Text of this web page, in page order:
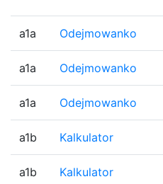
a1a Odejmowanko
a1a Odejmowanko
a1a Odejmowanko
a1b Kalkulator
a1b Kalkulator